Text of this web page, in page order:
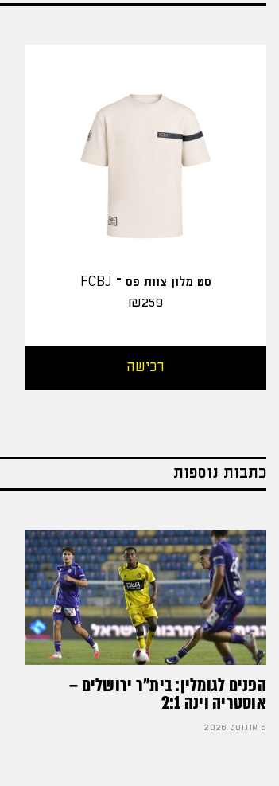
סט מלון צוות פס – FCBJ
₪259
רכישה
כתבות נוספות
הפנים לגומלין: בית״ר ירושלים –
אוסטריה וינה 2:1
6 אוגוסט 2026